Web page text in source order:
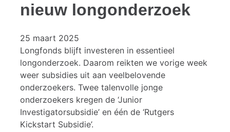
nieuw longonderzoek
25 maart 2025
Longfonds blijft investeren in essentieel
longonderzoek. Daarom reikten we vorige week
weer subsidies uit aan veelbelovende
onderzoekers. Twee talenvolle jonge
onderzoekers kregen de ‘Junior
Investigatorsubsidie’ en één de ‘Rutgers
Kickstart Subsidie’.